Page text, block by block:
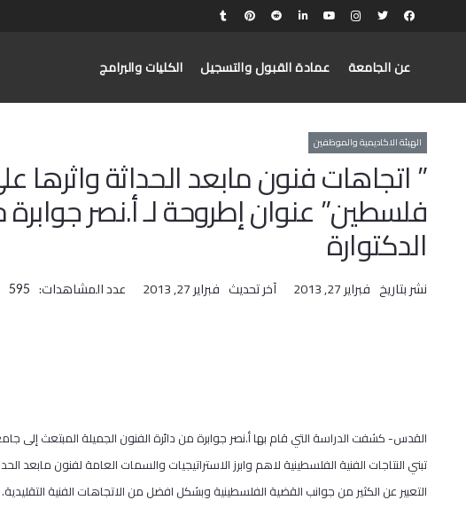
عن الجامعة عمادة القبول والتسجيل الكليات والبرامج
الهيئة الاكاديمية والموظفين
” اتجاهات فنون مابعد الحداثة واثرها
فلسطين” عنوان إطروحة لـ أ.نصر
الدكتوارة
نشر بتاريخ فبراير 27, 2013 آخر تحديث فبراير 27, 2013 عدد المشاهدات: 595
القدس- كشفت الدراسة التي قام بها أ.نصر جوابرة من دائرة الفنون الجميلة المبتعث إلى
تبني النتاجات الفنية الفلسطينية لاهم وابرز الاستراتيجيات والسمات العامة لفنون
التعبير عن الكثير من جوانب القضية الفلسطينية وبشكل افضل من الاتجاهات الفنية التقليدية.